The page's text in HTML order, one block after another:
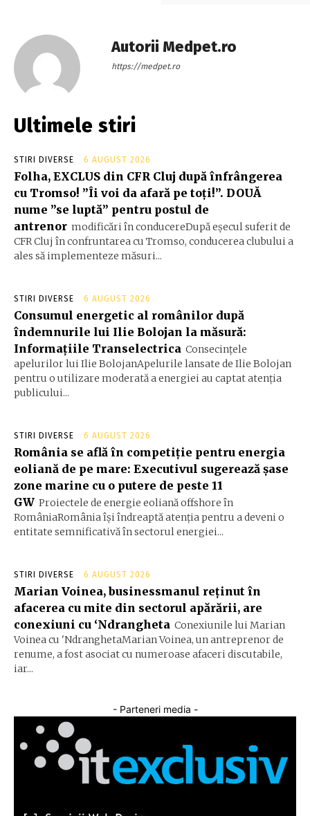
Autorii Medpet.ro
https://medpet.ro
Ultimele stiri
STIRI DIVERSE 6 AUGUST 2026
Folha, EXCLUS din CFR Cluj după înfrângerea
cu Tromso! ”Îi voi da afară pe toți!”. DOUĂ
nume ”se luptă” pentru postul de
antrenor modificări în conducereDupă eșecul suferit de
CFR Cluj în confruntarea cu Tromso, conducerea clubului a
ales să implementeze măsuri...
STIRI DIVERSE 6 AUGUST 2026
Consumul energetic al românilor după
îndemnurile lui Ilie Bolojan la măsură:
Informațiile Transelectrica Consecințele
apelurilor lui Ilie BolojanApelurile lansate de Ilie Bolojan
pentru o utilizare moderată a energiei au captat atenția
publicului...
STIRI DIVERSE 6 AUGUST 2026
România se află în competiție pentru energia
eoliană de pe mare: Executivul sugerează șase
zone marine cu o putere de peste 11
GW Proiectele de energie eoliană offshore în
RomâniaRomânia își îndreaptă atenția pentru a deveni o
entitate semnificativă în sectorul energiei...
STIRI DIVERSE 6 AUGUST 2026
Marian Voinea, businessmanul reținut în
afacerea cu mite din sectorul apărării, are
conexiuni cu ‘Ndrangheta Conexiunile lui Marian
Voinea cu 'NdranghetaMarian Voinea, un antreprenor de
renume, a fost asociat cu numeroase afaceri discutabile,
iar...
- Parteneri media -